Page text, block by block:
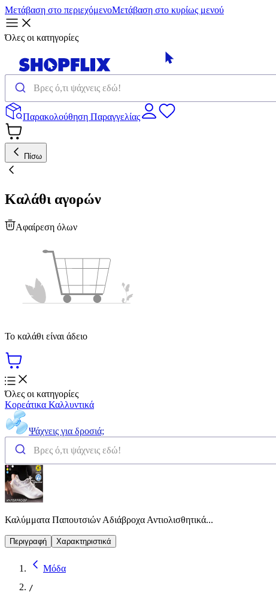
Μετάβαση στο περιεχόμενοΜετάβαση στο κυρίως μενού
Όλες οι κατηγορίες
Παρακολούθηση Παραγγελίας
Πίσω
Καλάθι αγορών
Αφαίρεση όλων
Το καλάθι είναι άδειο
Όλες οι κατηγορίες
Κορεάτικα Καλλυντικά
Ψάχνεις για δροσιά;
Καλύμματα Παπουτσιών Αδιάβροχα Αντιολισθητικά...
Περιγραφή Χαρακτηριστικά
Μόδα
/